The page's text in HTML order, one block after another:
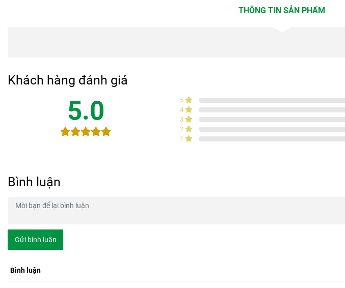
THÔNG TIN SẢN PHẨM
Khách hàng đánh giá
5.0 5
4
3
2
1
Bình luận
Gửi bình luận
Bình luận